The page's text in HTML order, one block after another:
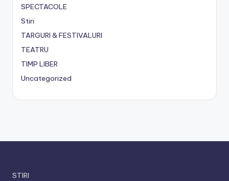
SPECTACOLE
Stiri
TARGURI & FESTIVALURI
TEATRU
TIMP LIBER
Uncategorized
STIRI